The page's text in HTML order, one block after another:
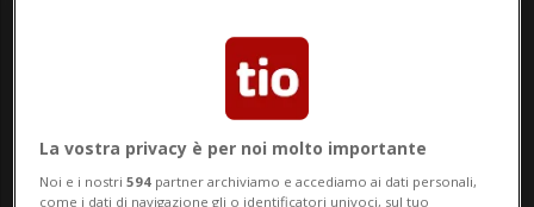
Dzemaili: «Per me è una
La vostra privacy è per noi molto importante
Noi e i nostri594 partner archiviamo e accediamo ai dati personali,
come i dati di navigazione gli o identificatori univoci, sul tuo